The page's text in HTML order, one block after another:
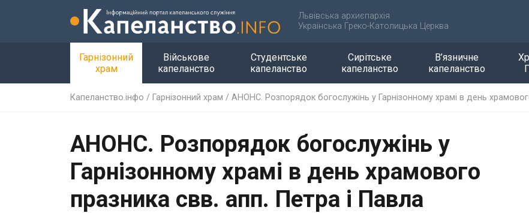
Львівська архиєпархія
Українська Греко-Католицька Церква
Гарнізонний
храм
Військове
капеланство
Студентське
капеланство
Сирітське
капеланство
В’язничне
капеланство
Капеланство.інфо / Гарнізонний храм / АНОНС. Розпорядок богослужінь у Гарнізонному храмі в день
АНОНС. Розпорядок богослужінь у
Гарнізонному храмі в день храмового
празника свв. апп. Петра і Павла